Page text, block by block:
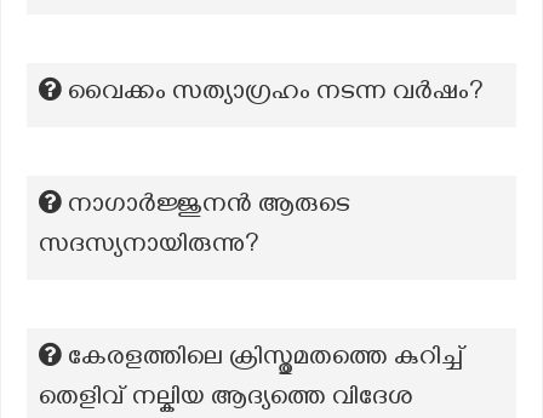
വൈക്കം സത്യാഗ്രഹം നടന്ന വർഷം?
നാഗാർജ്ജുനൻ ആരുടെ
സദസ്യനായിരുന്നു?
കേരളത്തിലെ ക്രിസ്തുമതത്തെ കുറിച്ച്
തെളിവ് നല്കിയ ആദ്യത്തെ വിദേശ